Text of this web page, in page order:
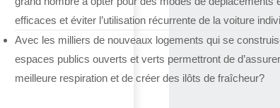
efficaces et éviter l’utilisation récurrente de la voiture
Avec les milliers de nouveaux logements qui se
espaces publics ouverts et verts permettront de
meilleure respiration et de créer des ilôts de fraîcheur?